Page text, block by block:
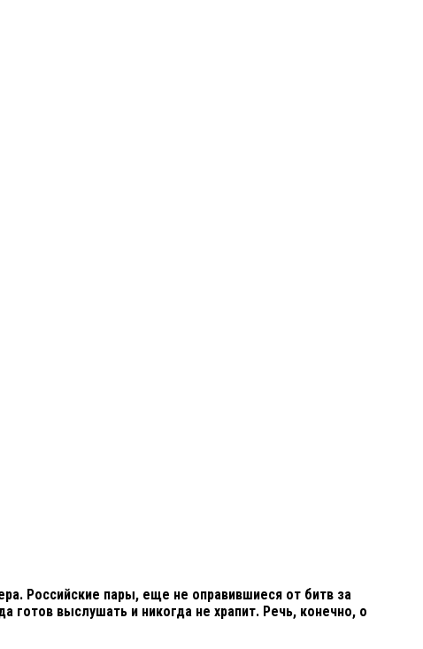
Российские пары, еще не оправившиеся от битв за
готов выслушать и никогда не храпит. Речь, конечно, о